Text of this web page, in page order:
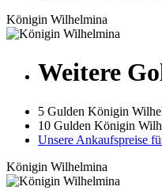
Königin Wilhelmina
Weitere
5 Gulden Königin
10 Gulden Königin
Unsere Ankaufspreise
Königin Wilhelmina